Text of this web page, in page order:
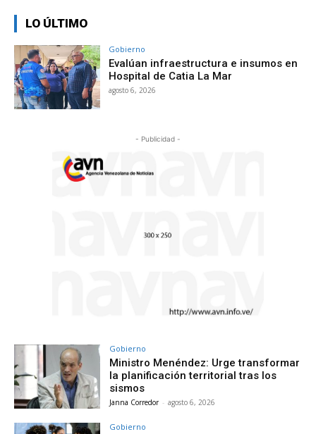
LO ÚLTIMO
Gobierno
Evalúan infraestructura e insumos en
Hospital de Catia La Mar
agosto 6, 2026
- Publicidad -
Gobierno
Ministro Menéndez: Urge transformar
la planificación territorial tras los
sismos
Janna Corredor - agosto 6, 2026
Gobierno